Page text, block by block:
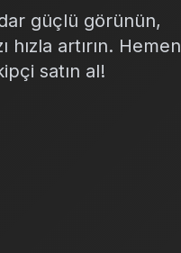
güçlü görünün,
hızla artırın. Hemen
satın al!